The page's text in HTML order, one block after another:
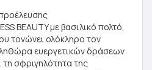
BEAUTY με βασιλικό πολτό,
τονώνει ολόκληρο τον
ευεργετικών δράσεων
τη σφριγηλότητα της